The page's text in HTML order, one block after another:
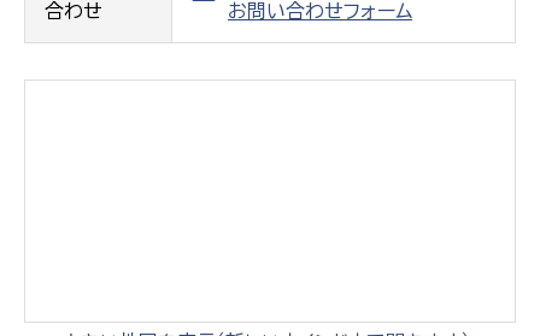
合わせ
お問い合わせフォーム